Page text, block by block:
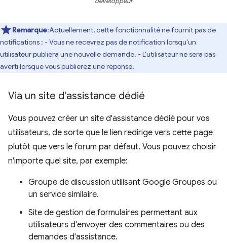
Remarque:Actuellement, cette fonctionnalité ne fournit pas de
notifications : - Vous ne recevrez pas de notification lorsqu'un
utilisateur publiera une nouvelle demande. - L'utilisateur ne sera pas
averti lorsque vous publierez une réponse.
Via un site d'assistance dédié
Vous pouvez créer un site d'assistance dédié pour vos
utilisateurs, de sorte que le lien redirige vers cette page
plutôt que vers le forum par défaut. Vous pouvez choisir
n'importe quel site, par exemple:
Groupe de discussion utilisant Google Groupes ou
un service similaire.
Site de gestion de formulaires permettant aux
utilisateurs d'envoyer des commentaires ou des
demandes d'assistance.